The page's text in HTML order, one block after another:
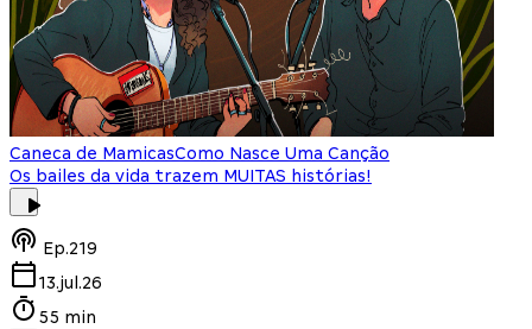
Caneca de MamicasComo Nasce Uma Canção
Os bailes da vida trazem MUITAS histórias!
Ep.219
13.jul.26
55 min